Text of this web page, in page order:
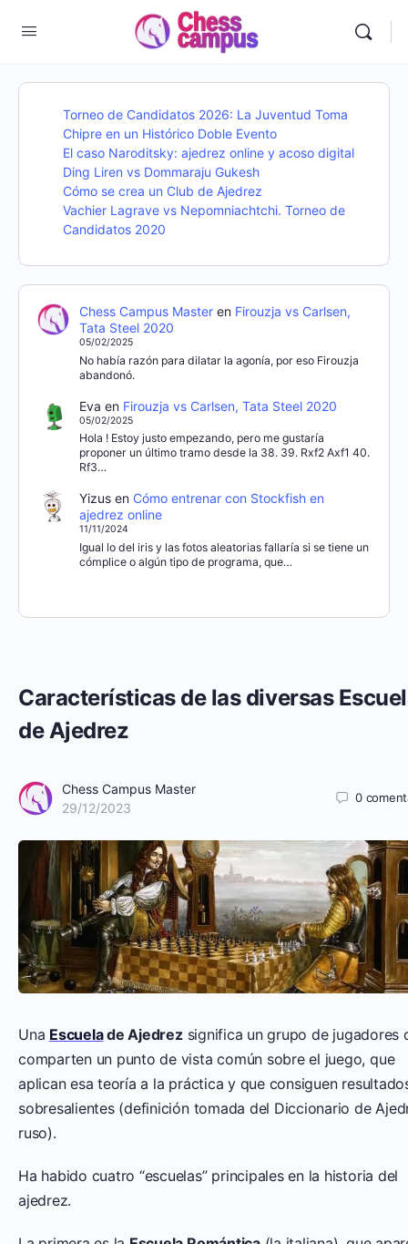
Características de las diversas
de Ajedrez
Chess Campus Master
29/12/2023
0
Una Escuelade Ajedrezsignifica un grupo de jugadores
comparten un punto de vista común sobre el juego, que
aplican esa teoría a la práctica y que consiguen
sobresalientes (definición tomada del Diccionario de
ruso).
Ha habido cuatro “escuelas” principales en la historia del
ajedrez.
Torneo de Candidatos 2026: La Juventud Toma
Chipre en un Histórico Doble Evento
El caso Naroditsky: ajedrez online y acoso digital
Ding Liren vs Dommaraju Gukesh
Cómo se crea un Club de Ajedrez
Vachier Lagrave vs Nepomniachtchi. Torneo de
Candidatos 2020
Chess Campus Masteren Firouzja vs Carlsen,
Tata Steel 2020
05/02/2025
No había razón para dilatar la agonía, por eso Firouzja
abandonó.
Eva en Firouzja vs Carlsen, Tata Steel 2020
05/02/2025
Hola ! Estoy justo empezando, pero me gustaría
proponer un último tramo desde la 38. 39. Rxf2 Axf1 40.
Rf3…
Yizusen Cómo entrenar con Stockfish en
ajedrez online
11/11/2024
Igual lo del iris y las fotos aleatorias fallaría si se tiene un
cómplice o algún tipo de programa, que…